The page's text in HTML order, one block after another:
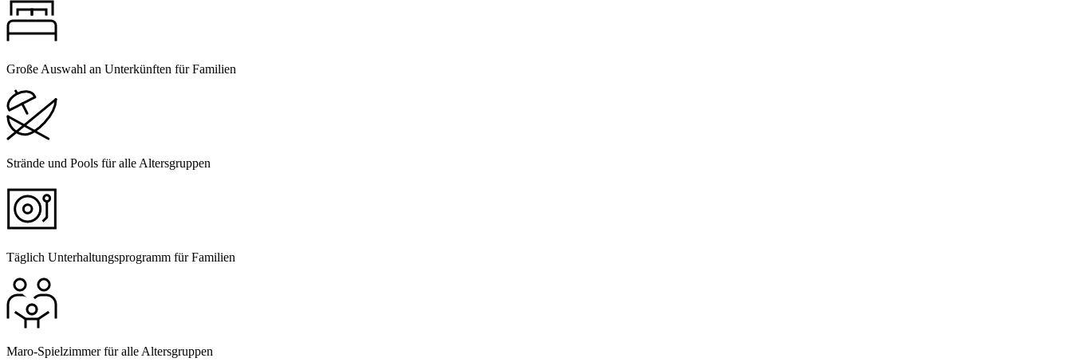
Große Auswahl an Unterkünften für Familien
Strände und Pools für alle Altersgruppen
Täglich Unterhaltungsprogramm für Familien
Maro-Spielzimmer für alle Altersgruppen